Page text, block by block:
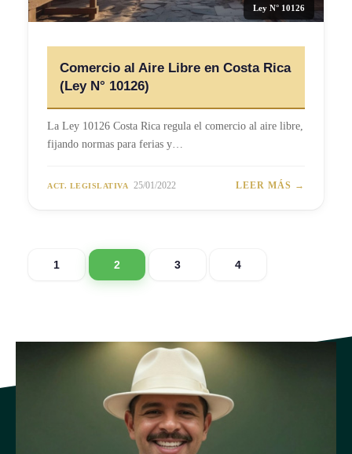
Ley N° 10126
Comercio al Aire Libre en Costa Rica
(Ley N° 10126)
La Ley 10126 Costa Rica regula el comercio al aire libre,
fijando normas para ferias y…
ACT. LEGISLATIVA 25/01/2022 LEER MÁS →
1 2 3 4